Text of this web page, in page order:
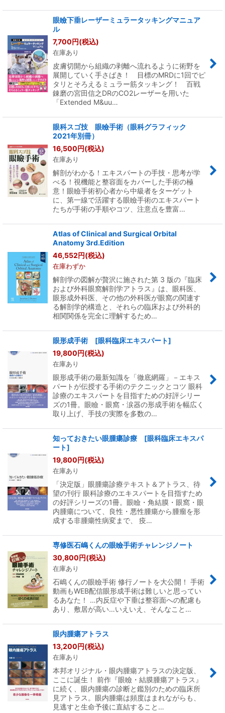
眼瞼下垂レーザーミュラータッキングマニュア
ル
7,700円(税込)
在庫あり
皮膚切開から組織の剥離へ流れるように術野を
展開していく手さばき！ 目標のMRDに1回でピ
タリとそろえるミュラー筋タッキング！ 百戦
錬磨の宮田信之DRのCO2レーザーを用いた
「Extended M&uu…
眼科スゴ技 眼瞼手術（眼科グラフィック
2021年別冊）
16,500円(税込)
在庫あり
解剖がわかる！エキスパートの手技・思考が学
べる！視機能と整容面をカバーした手術の極
意！眼瞼手術初心者から中級者をターゲット
に、第一線で活躍する眼瞼手術のエキスパート
たちが手術の手順やコツ、注意点を豊富…
Atlas of Clinical and Surgical Orbital
Anatomy 3rd.Edition
46,552円(税込)
在庫わずか
解剖学の図解が贅沢に施された第 3 版の『臨床
および外科眼窩解剖学アトラス』は、眼科医、
眼形成外科医、その他の外科医が眼窩の関連す
る解剖学的構造と、それらの臨床および外科的
相関関係を完全に理解するため…
眼形成手術 [眼科臨床エキスパート]
19,800円(税込)
在庫あり
眼形成手術の最新知識を「徹底網羅」－エキス
パートが伝授する手術のテクニックとコツ 眼科
診療のエキスパートを目指すための好評シリー
ズの1冊。眼瞼・眼窩・涙器の形成手術を幅広く
取り上げ、手技の実際を多数の…
知っておきたい眼腫瘍診療 [眼科臨床エキスパ
ート]
19,800円(税込)
在庫あり
「決定版」眼腫瘍診療テキスト＆アトラス、待
望の刊行 眼科診療のエキスパートを目指すため
の好評シリーズの1冊。眼瞼・角結膜・眼窩・眼
内腫瘍について、良性・悪性腫瘍から腫瘤を形
成する非腫瘍性病変まで、 疫…
専修医石嶋くんの眼瞼手術チャレンジノート
30,800円(税込)
在庫あり
石嶋くんの眼瞼手術 修行ノートを大公開！ 手術
動画もWEB配信眼形成手術は難しいと思ってい
るあなた！ …内反症や下垂は整容面への配慮も
あり、敷居が高い…いえいえ、そんなこと…
眼内腫瘍アトラス
13,200円(税込)
在庫あり
本邦オリジナル・眼内腫瘍アトラスの決定版、
ここに誕生！ 前作『眼瞼・結膜腫瘍アトラス』
に続く、眼内腫瘍の診断と鑑別のための臨床所
見アトラス。眼内腫瘍は頻度はまれながらも、
見逃すと生命予後に直結すること…